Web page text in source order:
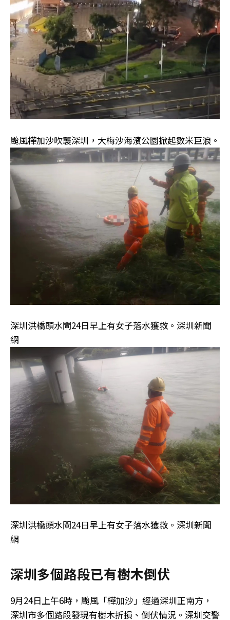
颱風樺加沙吹襲深圳，大梅沙海濱公園掀起數米巨浪。
深圳洪橋頭水閘24日早上有女子落水獲救。深圳新聞
網
深圳洪橋頭水閘24日早上有女子落水獲救。深圳新聞
網
深圳多個路段已有樹木倒伏
9月24日上午6時，颱風「樺加沙」經過深圳正南方，
深圳市多個路段發現有樹木折損、倒伏情況。深圳交警